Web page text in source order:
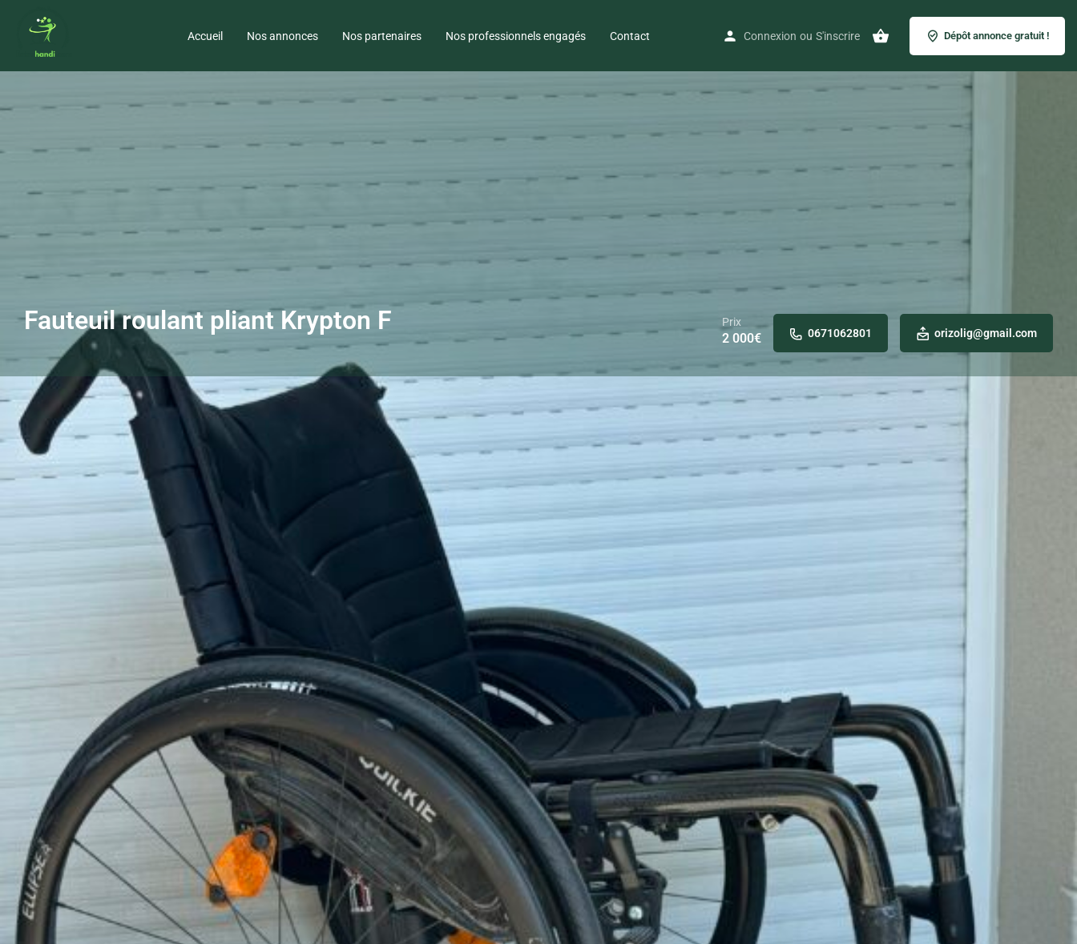
Accueil Nos annonces Nos partenaires Nos professionnels engagés Contact Connexion ou S'inscrire Dépôt annonce gratuit !
Fauteuil roulant pliant Krypton F Prix
2 000€ 0671062801 orizolig@gmail.com
Appeler
Pro/ Particulier
Particulier
Romane
13-Bouches-du-Rhône, 13260, Cassis
Fauteuil roulant pliant Krypton F
Dossier, garde boue et palettes carbone, roue proton, main courante
elipse, roulette anti bascule droite.
Prix neuf : 5695€
Avec l'ingénierie la plus avancée, le plus beau design et les matériaux
les plus innovants le Krypton F est un fauteuil roulant carbone pliant
qui regroupe légèreté, résistance, réglages et une incroyable fuidité de
conduite.
Avec un poids de seulement 5,8 kg (poids de transport), le Krypton F
est le plus léger des fauteuils roulants pliants grâce à l'utilisation du
carbone issu de l'aérospatial.
Le design de son croisillon en carbone est imperceptible sous l'assise